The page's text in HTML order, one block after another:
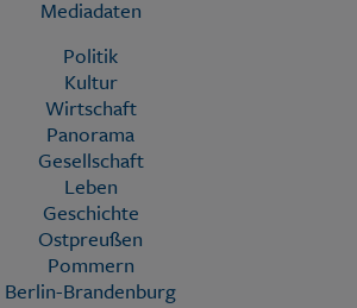
Mediadaten
Politik
Kultur
Wirtschaft
Panorama
Gesellschaft
Leben
Geschichte
Ostpreußen
Pommern
Berlin-Brandenburg